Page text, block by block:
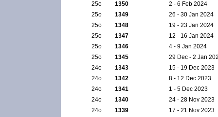
25ο
1350
2 - 6 Feb 2024
25ο
1349
26 - 30 Jan 2024
25ο
1348
19 - 23 Jan 2024
25ο
1347
12 - 16 Jan 2024
25ο
1346
4 - 9 Jan 2024
25ο
1345
29 Dec - 2 Jan
24ο
1343
15 - 19 Dec 2023
24ο
1342
8 - 12 Dec 2023
24ο
1341
1 - 5 Dec 2023
24ο
1340
24 - 28 Nov 2023
24ο
1339
17 - 21 Nov 2023